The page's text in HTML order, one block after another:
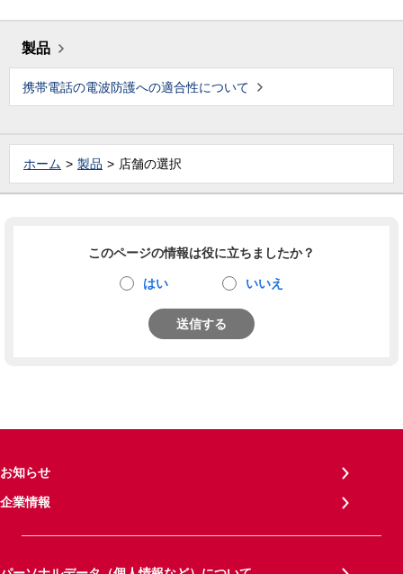
製品
携帯電話の電波防護への適合性について
ホーム 製品 店舗の選択
このページの情報は役に立ちましたか？
はい いいえ
送信する
お知らせ
企業情報